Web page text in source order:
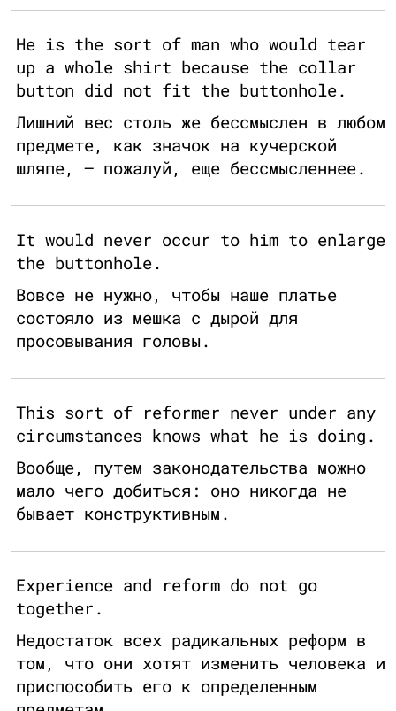
He is the sort of man who would tear
up a whole shirt because the collar
button did not fit the buttonhole.
Лишний вес столь же бессмыслен в любом
предмете, как значок на кучерской
шляпе, – пожалуй, еще бессмысленнее.
It would never occur to him to enlarge
the buttonhole.
Вовсе не нужно, чтобы наше платье
состояло из мешка с дырой для
просовывания головы.
This sort of reformer never under any
circumstances knows what he is doing.
Вообще, путем законодательства можно
мало чего добиться: оно никогда не
бывает конструктивным.
Experience and reform do not go
together.
Недостаток всех радикальных реформ в
том, что они хотят изменить человека и
приспособить его к определенным